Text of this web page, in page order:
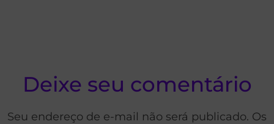
Deixe seu comentário
Seu endereço de e-mail não será publicado. Os